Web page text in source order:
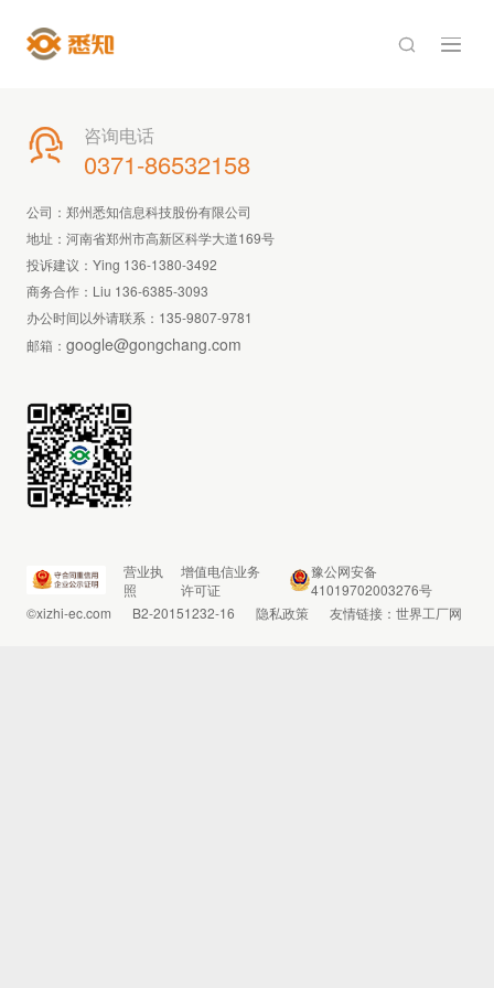

 咨询电话
0371-86532158
公司：郑州悉知信息科技股份有限公司
地址：河南省郑州市高新区科学大道169号
投诉建议：Ying 136-1380-3492
商务合作：Liu 136-6385-3093
办公时间以外请联系： 135-9807-9781
邮箱： google@gongchang.com
营业执
照
增值电信业务
许可证
豫公网安备
41019702003276号
©xizhi-ec.com
B2-20151232-16 隐私政策 友情链接： 世界工厂网